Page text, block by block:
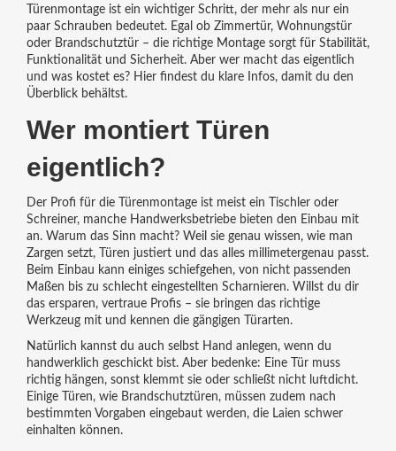
Türenmontage ist ein wichtiger Schritt, der mehr als nur ein
paar Schrauben bedeutet. Egal ob Zimmertür, Wohnungstür
oder Brandschutztür – die richtige Montage sorgt für Stabilität,
Funktionalität und Sicherheit. Aber wer macht das eigentlich
und was kostet es? Hier findest du klare Infos, damit du den
Überblick behältst.
Wer montiert Türen
eigentlich?
Der Profi für die Türenmontage ist meist ein Tischler oder
Schreiner, manche Handwerksbetriebe bieten den Einbau mit
an. Warum das Sinn macht? Weil sie genau wissen, wie man
Zargen setzt, Türen justiert und das alles millimetergenau passt.
Beim Einbau kann einiges schiefgehen, von nicht passenden
Maßen bis zu schlecht eingestellten Scharnieren. Willst du dir
das ersparen, vertraue Profis – sie bringen das richtige
Werkzeug mit und kennen die gängigen Türarten.
Natürlich kannst du auch selbst Hand anlegen, wenn du
handwerklich geschickt bist. Aber bedenke: Eine Tür muss
richtig hängen, sonst klemmt sie oder schließt nicht luftdicht.
Einige Türen, wie Brandschutztüren, müssen zudem nach
bestimmten Vorgaben eingebaut werden, die Laien schwer
einhalten können.